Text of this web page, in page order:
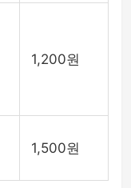
1,200원
1,500원